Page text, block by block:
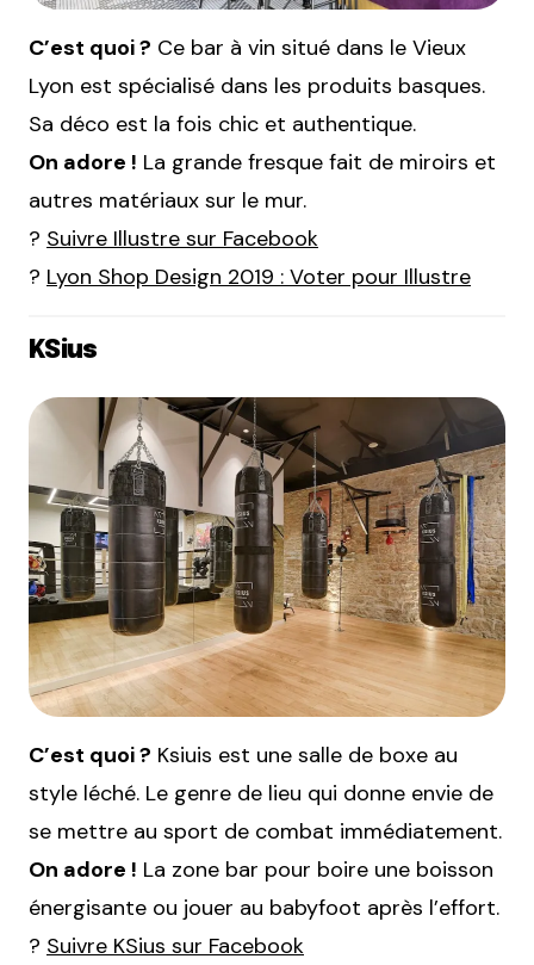
C’est quoi ? Ce bar à vin situé dans le Vieux
Lyon est spécialisé dans les produits basques.
Sa déco est la fois chic et authentique.
On adore ! La grande fresque fait de miroirs et
autres matériaux sur le mur.
? Suivre Illustre sur Facebook
? Lyon Shop Design 2019 : Voter pour Illustre
KSius
C’est quoi ? Ksiuis est une salle de boxe au
style léché. Le genre de lieu qui donne envie de
se mettre au sport de combat immédiatement.
On adore ! La zone bar pour boire une boisson
énergisante ou jouer au babyfoot après l’effort.
? Suivre KSius sur Facebook